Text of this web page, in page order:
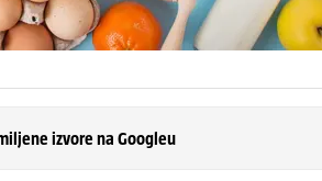
izvore na Googleu